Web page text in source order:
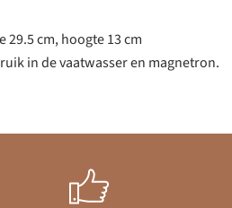
29.5 cm, hoogte 13 cm
in de vaatwasser en magnetron.